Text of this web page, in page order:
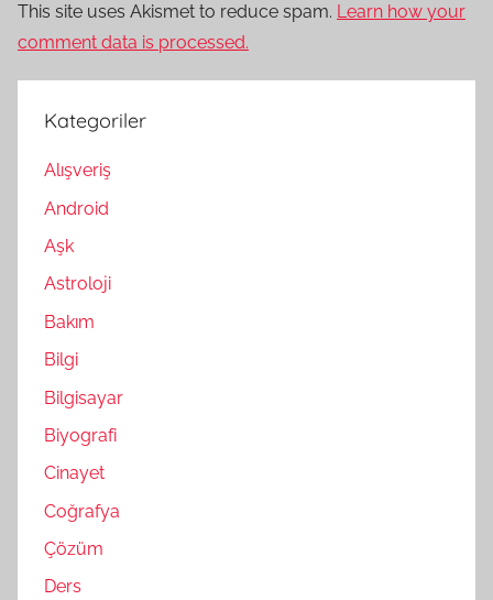
This site uses Akismet to reduce spam. Learn how your
comment data is processed.
Kategoriler
Alışveriş
Android
Aşk
Astroloji
Bakım
Bilgi
Bilgisayar
Biyografi
Cinayet
Coğrafya
Çözüm
Ders